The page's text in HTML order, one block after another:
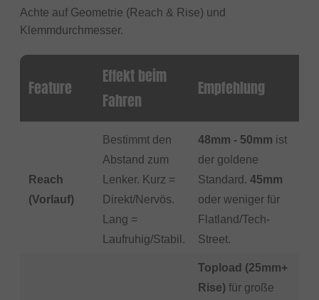
Achte auf Geometrie (Reach & Rise) und
Klemmdurchmesser.
Feature
Effekt beim
Fahren
Empfehlung
Reach
(Vorlauf)
Bestimmt den
Abstand zum
Lenker. Kurz =
Direkt/Nervös.
Lang =
Laufruhig/Stabil.
48mm - 50mm ist
der goldene
Standard. 45mm
oder weniger für
Flatland/Tech-
Street.
Topload (25mm+
Rise) für große